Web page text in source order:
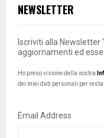
NEWSLETTER
Iscriviti alla Newsletter
aggiornamenti ed
Ho preso visione della vostra
dei miei dati personali per
Email Address